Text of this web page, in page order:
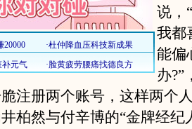
说，
我都
能偏
办?”
注册两个账号，这样两个
柏然与付辛博的“金牌经纪